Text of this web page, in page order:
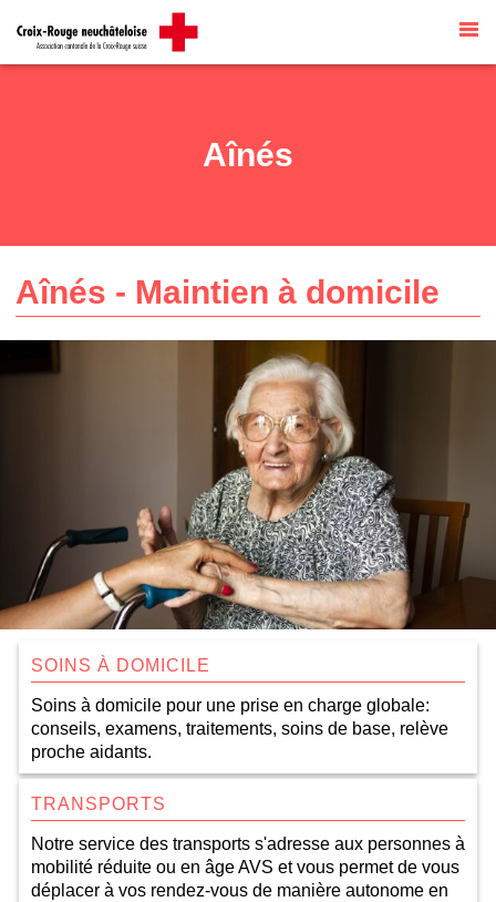
Talk to me
automatiquement parG Translate
Aînés
Aînés - Maintien à domicile
SOINS À DOMICILE
Soins à domicile pour une prise en charge globale:
conseils, examens, traitements, soins de base, relève
proche aidants.
TRANSPORTS
Notre service des transports s'adresse aux personnes à
mobilité réduite ou en âge AVS et vous permet de vous
déplacer à vos rendez-vous de manière autonome en